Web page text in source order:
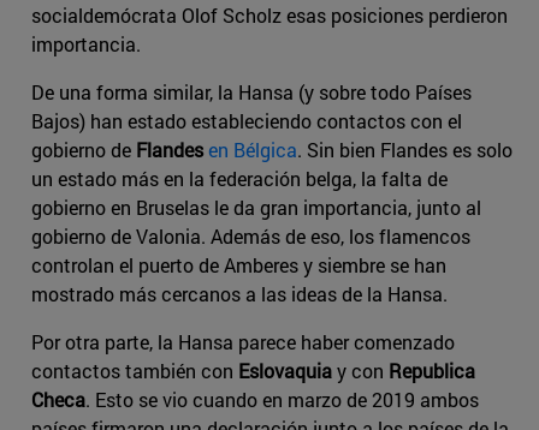
socialdemócrata Olof Scholz esas posiciones perdieron
importancia.
De una forma similar, la Hansa (y sobre todo Países
Bajos) han estado estableciendo contactos con el
gobierno de Flandesen Bélgica. Sin bien Flandes es solo
un estado más en la federación belga, la falta de
gobierno en Bruselas le da gran importancia, junto al
gobierno de Valonia. Además de eso, los flamencos
controlan el puerto de Amberes y siembre se han
mostrado más cercanos a las ideas de la Hansa.
Por otra parte, la Hansa parece haber comenzado
contactos también con Eslovaquiay con Republica
Checa. Esto se vio cuando en marzo de 2019 ambos